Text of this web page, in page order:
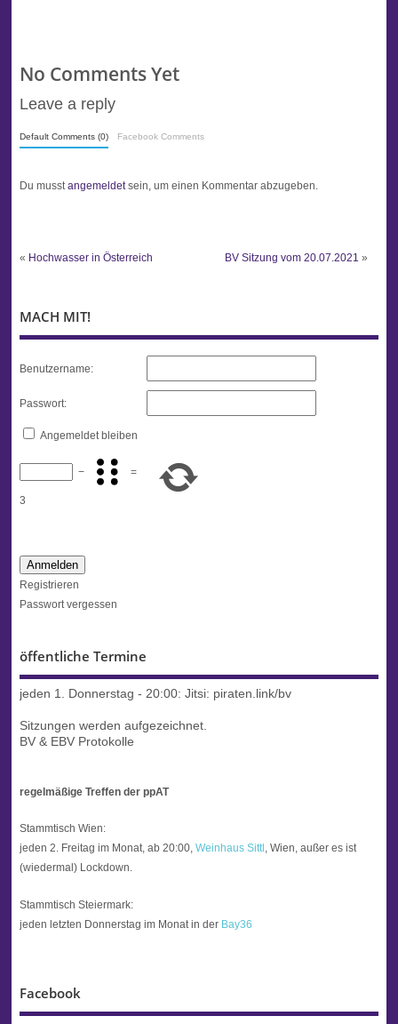
No Comments Yet
Leave a reply
Default Comments (0) Facebook Comments
Du musstangemeldetsein, um einen Kommentar abzugeben.
« Hochwasser in Österreich BV Sitzung vom 20.07.2021 »
MACH MIT!
Benutzername:
Passwort:
Angemeldet bleiben
− =
3
Anmelden
Registrieren
Passwort vergessen
öffentliche Termine
jeden 1. Donnerstag - 20:00: Jitsi: piraten.link/bv
Sitzungen werden aufgezeichnet.
BV & EBV Protokolle
regelmäßige Treffen der ppAT
Stammtisch Wien:
jeden 2. Freitag im Monat, ab 20:00, Weinhaus Sittl , Wien, außer es ist
(wiedermal) Lockdown.
Stammtisch Steiermark:
jeden letzten Donnerstag im Monat in der Bay36
Facebook